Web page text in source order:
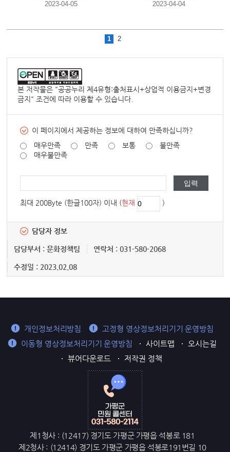
2023-04-05 2023-04-04
1 2
본 저작물은 "공공누리 제4유형:출처표시+상업적 이용금지+변경
금지" 조건에 따라 이용할 수 있습니다.
이 페이지에서 제공하는 정보에 대하여 만족하십니까?
매우만족
만족 보통
불만족
매우불만족
최대 200Byte (한글100자) 이내 (현재 )
담당자 정보
담당부서 : 문화정책팀 연락처 : 031-580-2068
수정일 : 2023.02.08
개인정보처리방침
고정형 영상정보처리기기 운영방침
이동형 영상정보처리기기 운영방침
사이트맵
오시는길
뷰어다운로드
저작권 정책
제1청사 : (12417) 경기도 가평군 가평읍 석봉로 181
제2청사 : (12414) 경기도 가평군 가평읍 석봉로191번길 10